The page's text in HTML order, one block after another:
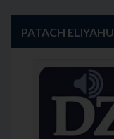
PATACH ELIYAHU